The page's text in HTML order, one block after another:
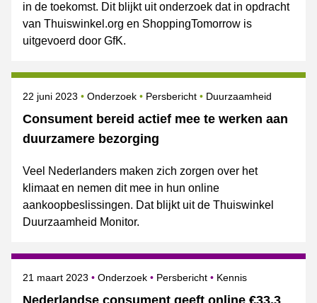
in de toekomst. Dit blijkt uit onderzoek dat in opdracht
van Thuiswinkel.org en ShoppingTomorrow is
uitgevoerd door GfK.
Consument bereid actief mee te werken aan
duurzamere bezorging
Gepubliceerd op
22 juni 2023 Categorie
Onderzoek Persbericht Onderwerpen
Duurzaamheid
Veel Nederlanders maken zich zorgen over het
klimaat en nemen dit mee in hun online
aankoopbeslissingen. Dat blijkt uit de Thuiswinkel
Duurzaamheid Monitor.
Nederlandse consument geeft online €33,3
Gepubliceerd op
21 maart 2023 Categorie
Onderzoek Persbericht Onderwerpen
Kennis